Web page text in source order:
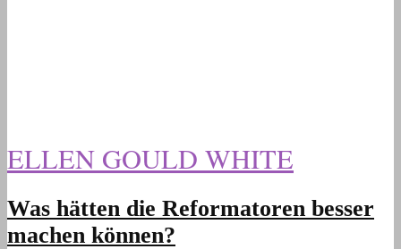
ELLEN GOULD WHITE
Was hätten die Reformatoren besser
machen können?